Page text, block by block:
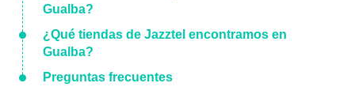
Gualba?
¿Qué tiendas de Jazztel encontramos en
Gualba?
Preguntas frecuentes